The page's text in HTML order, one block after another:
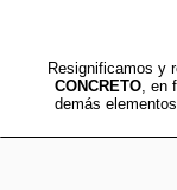
Resignificamos y
CONCRETO, en
demás